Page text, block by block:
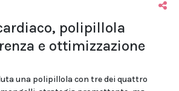
polipillola
e ottimizzazione
una polipillola con tre dei quattro